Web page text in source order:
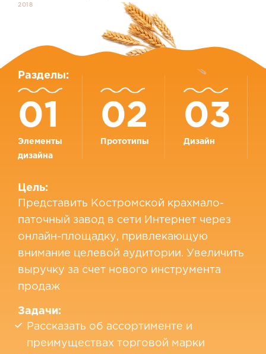
2018
Разделы:
01
Элементы
дизайна
02
Прототипы
03
Дизайн
Цель:
Представить Костромской крахмало-
паточный завод в сети Интернет через
онлайн-площадку, привлекающую
внимание целевой аудитории. Увеличить
выручку за счет нового инструмента
продаж
Задачи:
Рассказать об ассортименте и
преимуществах торговой марки